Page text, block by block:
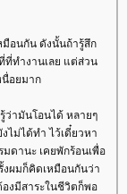
มือนกัน ดังนั้นถ้ารู้สึก
ที่ทำงานเลย แต่ส่วน
อยมาก
ว่ามันโอนได้ หลายๆ
ไม่ได้ทำ ไว้เดี๋ยวหา
ดานะ เคยพักร้อนเพื่อ
งผมก็คิดเหมือนกันว่า
องมีสาระในชีวิตก็พอ